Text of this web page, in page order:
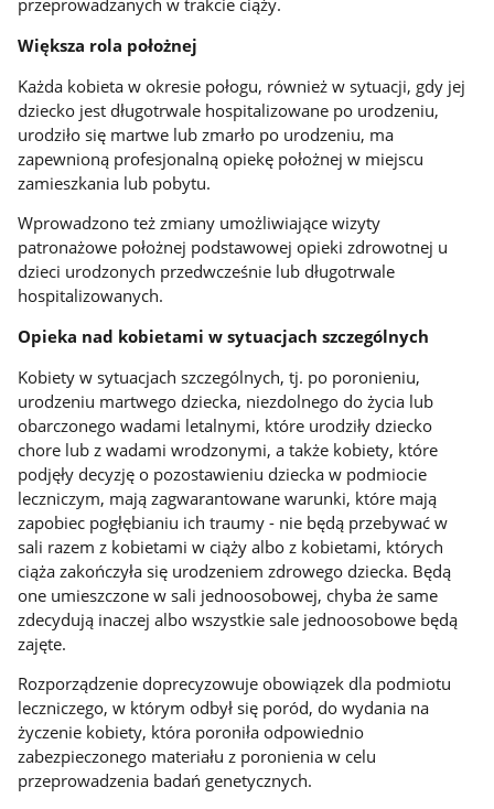
przeprowadzanych w trakcie ciąży.
Większa rola położnej
Każda kobieta w okresie połogu, również w sytuacji, gdy jej
dziecko jest długotrwale hospitalizowane po urodzeniu,
urodziło się martwe lub zmarło po urodzeniu, ma
zapewnioną profesjonalną opiekę położnej w miejscu
zamieszkania lub pobytu.
Wprowadzono też zmiany umożliwiające wizyty
patronażowe położnej podstawowej opieki zdrowotnej u
dzieci urodzonych przedwcześnie lub długotrwale
hospitalizowanych.
Opieka nad kobietami w sytuacjach szczególnych
Kobiety w sytuacjach szczególnych, tj. po poronieniu,
urodzeniu martwego dziecka, niezdolnego do życia lub
obarczonego wadami letalnymi, które urodziły dziecko
chore lub z wadami wrodzonymi, a także kobiety, które
podjęły decyzję o pozostawieniu dziecka w podmiocie
leczniczym, mają zagwarantowane warunki, które mają
zapobiec pogłębianiu ich traumy - nie będą przebywać w
sali razem z kobietami w ciąży albo z kobietami, których
ciąża zakończyła się urodzeniem zdrowego dziecka. Będą
one umieszczone w sali jednoosobowej, chyba że same
zdecydują inaczej albo wszystkie sale jednoosobowe będą
zajęte.
Rozporządzenie doprecyzowuje obowiązek dla podmiotu
leczniczego, w którym odbył się poród, do wydania na
życzenie kobiety, która poroniła odpowiednio
zabezpieczonego materiału z poronienia w celu
przeprowadzenia badań genetycznych.